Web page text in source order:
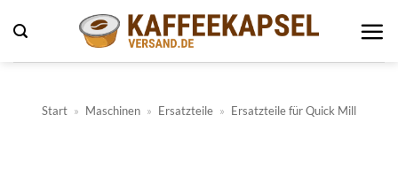
Inhalt
springen
Start » Maschinen » Ersatzteile » Ersatzteile für Quick Mill